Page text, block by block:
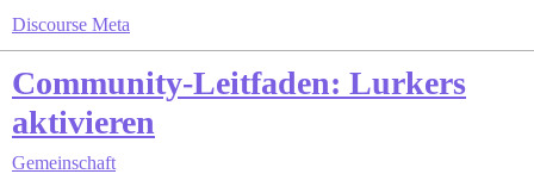
Discourse Meta
Community-Leitfaden: Lurkers
aktivieren
Gemeinschaft